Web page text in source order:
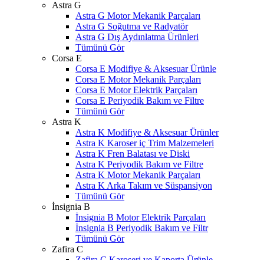
Astra G
Astra G Motor Mekanik Parçaları
Astra G Soğutma ve Radyatör
Astra G Dış Aydınlatma Ürünleri
Tümünü Gör
Corsa E
Corsa E Modifiye & Aksesuar Ürünle
Corsa E Motor Mekanik Parçaları
Corsa E Motor Elektrik Parçaları
Corsa E Periyodik Bakım ve Filtre
Tümünü Gör
Astra K
Astra K Modifiye & Aksesuar Ürünler
Astra K Karoser iç Trim Malzemeleri
Astra K Fren Balatası ve Diski
Astra K Periyodik Bakım ve Filtre
Astra K Motor Mekanik Parçaları
Astra K Arka Takım ve Süspansiyon
Tümünü Gör
İnsignia B
İnsignia B Motor Elektrik Parçaları
İnsignia B Periyodik Bakım ve Filtr
Tümünü Gör
Zafira C